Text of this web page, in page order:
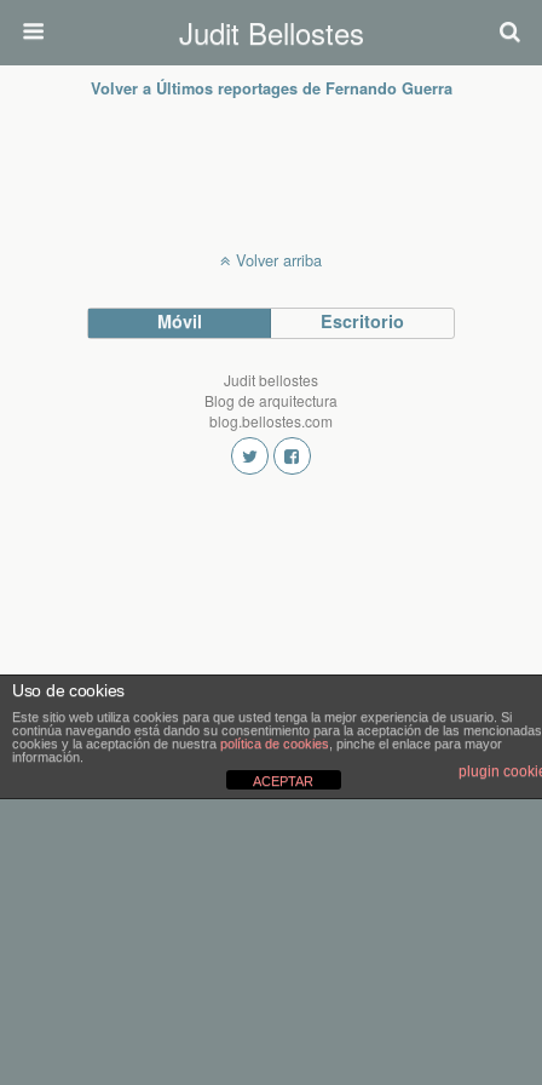
Judit Bellostes
Volver a Últimos reportages de Fernando Guerra
Volver arriba
Móvil Escritorio
Judit bellostes
Blog de arquitectura
blog.bellostes.com
Uso de cookies
Este sitio web utiliza cookies para que usted tenga la mejor experiencia de usuario. Si
continúa navegando está dando su consentimiento para la aceptación de las mencionadas
cookies y la aceptación de nuestra política de cookies , pinche el enlace para mayor
información.
plugin
ACEPTAR